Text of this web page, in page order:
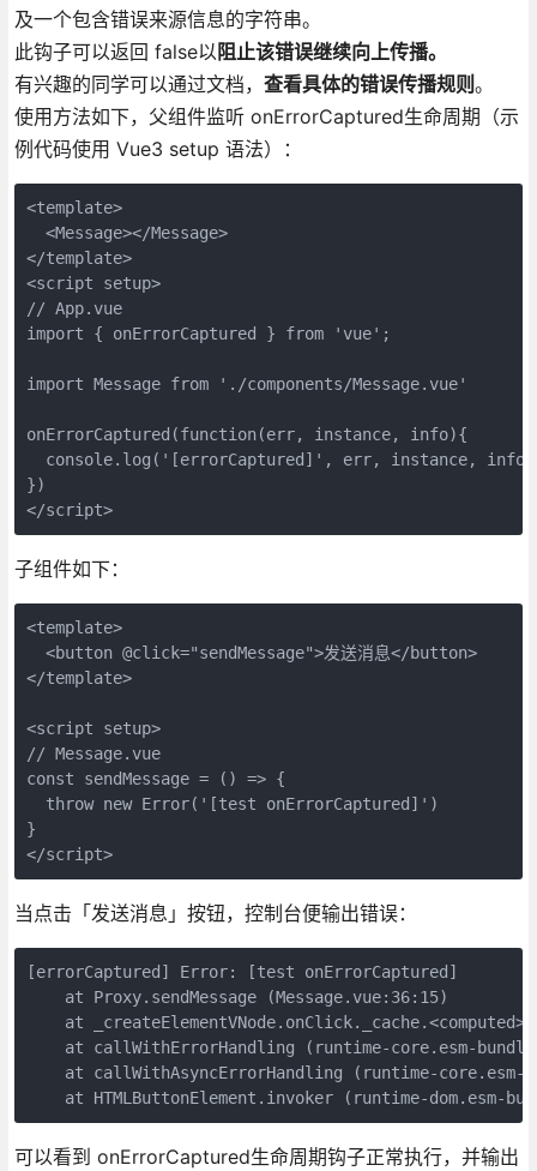
及一个包含错误来源信息的字符串。
此钩子可以返回 false以阻止该错误继续向上传播。
有兴趣的同学可以通过文档， 查看具体的错误传播规则。
使用方法如下，父组件监听 onErrorCaptured生命周期（示
例代码使用 Vue3 setup 语法）：
<template>
  <Message></Message>
</template>
<script setup>
// App.vue
import { onErrorCaptured } from 'vue';
import Message from './components/Message.vue'
onErrorCaptured(function(err, instance, info){
  console.log('[errorCaptured]', err, instance, info)
})
</script>
子组件如下：
<template>
  <button @click="sendMessage">发送消息</button>
</template>
<script setup>
// Message.vue
const sendMessage = () => {
  throw new Error('[test onErrorCaptured]')
}
</script>
当点击「发送消息」按钮，控制台便输出错误：
[errorCaptured] Error: [test onErrorCaptured]
    at Proxy.sendMessage (Message.vue:36:15)
at
at callWithErrorHandling (runtime-core.esm-
at callWithAsyncErrorHandling (runtime-core.esm-
at HTMLButtonElement.invoker (runtime-dom.esm-
可以看到 onErrorCaptured生命周期钩子正常执行，并输出